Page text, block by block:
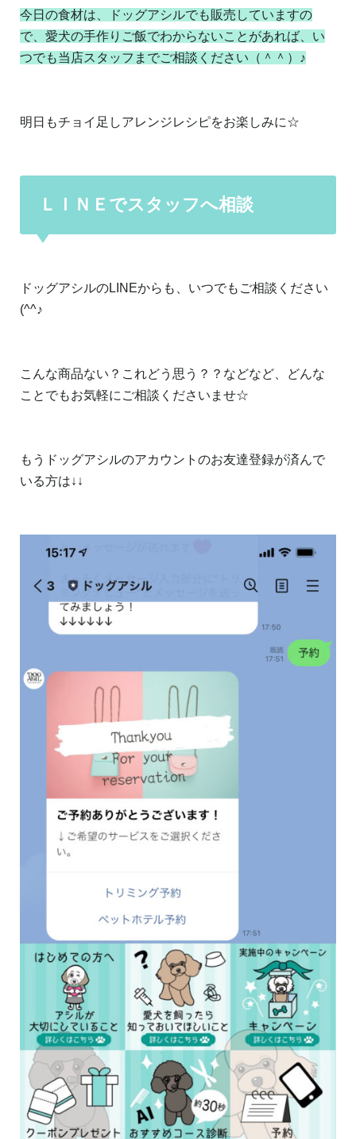
今日の食材は、ドッグアシルでも販売していますの
で、愛犬の手作りご飯でわからないことがあれば、い
つでも当店スタッフまでご相談ください（＾＾）♪
明日もチョイ足しアレンジレシピをお楽しみに☆
ＬＩＮＥでスタッフへ相談
ドッグアシルのLINEからも、いつでもご相談ください
(^^♪
こんな商品ない？これどう思う？？などなど、どんな
ことでもお気軽にご相談くださいませ☆
もうドッグアシルのアカウントのお友達登録が済んで
いる方は↓↓